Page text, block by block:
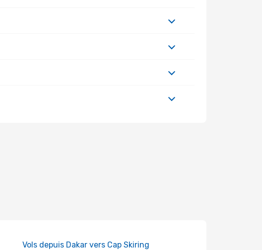
Vols depuis Dakar vers Cap Skiring